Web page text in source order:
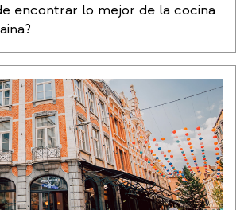
encontrar lo mejor de la cocina